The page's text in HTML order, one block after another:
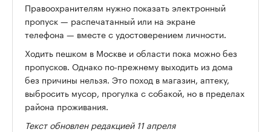
Правоохранителям нужно показать электронный
пропуск — распечатанный или на экране
телефона — вместе с удостоверением личности.
Ходить пешком в Москве и области пока можно без
пропусков. Однако по-прежнему выходить из дома
без причины нельзя. Это поход в магазин, аптеку,
выбросить мусор, прогулка с собакой, но в пределах
района проживания.
Текст обновлен редакцией 11 апреля